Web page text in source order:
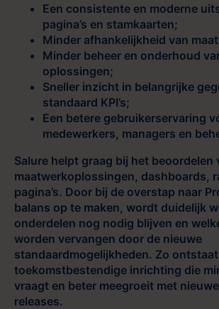
Een consistente en moderne
pagina’s en stamkaarten;
Minder afhankelijkheid van
Minder beheer en onderhoud
oplossingen;
Sneller inzicht in belangrijke
standaard KPI’s;
Een betere gebruikerservaring
medewerkers, managers en
Salure helpt graag bij het beoordelen
maatwerkoplossingen, dashboards,
pagina’s. Door bij de overstap naar
balans op te maken, wordt duidelijk
onderdelen nog nodig blijven en
worden vervangen door de nieuwe
standaardmogelijkheden. Zo
toekomstbestendige inrichting die
vraagt en beter meegroeit met
releases.